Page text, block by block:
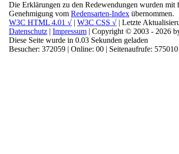
Die Erklärungen zu den Redewendungen wurden mit
Genehmigung vom Redensarten-Index übernommen.
W3C HTML 4.01 √ | W3C CSS √ | Letzte
Datenschutz | Impressum | Copyright © 2003 - 2026
Diese Seite wurde in 0.03 Sekunden geladen
Besucher: 372059 | Online: 00 | Seitenaufrufe: 575010